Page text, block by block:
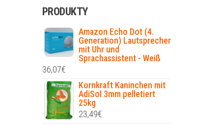
PRODUKTY
Amazon Echo Dot (4.
Generation) Lautsprecher
mit Uhr und
Sprachassistent - Weiß
36,07€
Kornkraft Kaninchen mit
AdiSol 3mm pelletiert
25kg
23,49€